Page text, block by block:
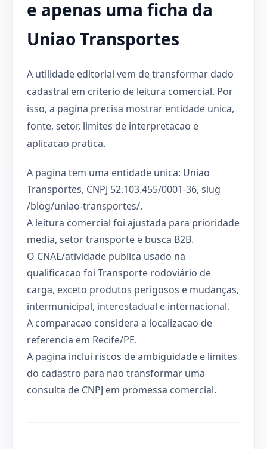
e apenas uma ficha da
Uniao Transportes
A utilidade editorial vem de transformar dado
cadastral em criterio de leitura comercial. Por
isso, a pagina precisa mostrar entidade unica,
fonte, setor, limites de interpretacao e
aplicacao pratica.
A pagina tem uma entidade unica: Uniao
Transportes, CNPJ 52.103.455/0001-36, slug
/blog/uniao-transportes/.
A leitura comercial foi ajustada para prioridade
media, setor transporte e busca B2B.
O CNAE/atividade publica usado na
qualificacao foi Transporte rodoviário de
carga, exceto produtos perigosos e mudanças,
intermunicipal, interestadual e internacional.
A comparacao considera a localizacao de
referencia em Recife/PE.
A pagina inclui riscos de ambiguidade e limites
do cadastro para nao transformar uma
consulta de CNPJ em promessa comercial.